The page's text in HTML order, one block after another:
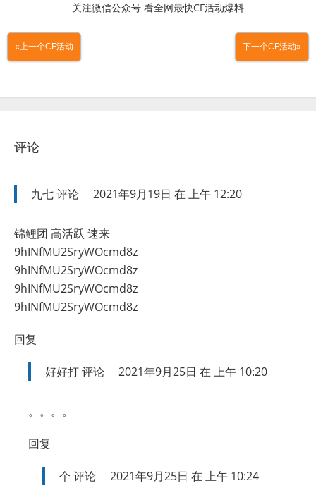
关注微信公众号 看全网最快CF活动爆料
«上一个CF活动 下一个CF活动»
评论
九七评论 2021年9月19日 在 上午 12:20
锦鲤团 高活跃 速来
9hINfMU2SryWOcmd8z
9hINfMU2SryWOcmd8z
9hINfMU2SryWOcmd8z
9hINfMU2SryWOcmd8z
回复
好好打评论 2021年9月25日 在 上午 10:20
。。。。
回复
个 评论 2021年9月25日 在 上午 10:24